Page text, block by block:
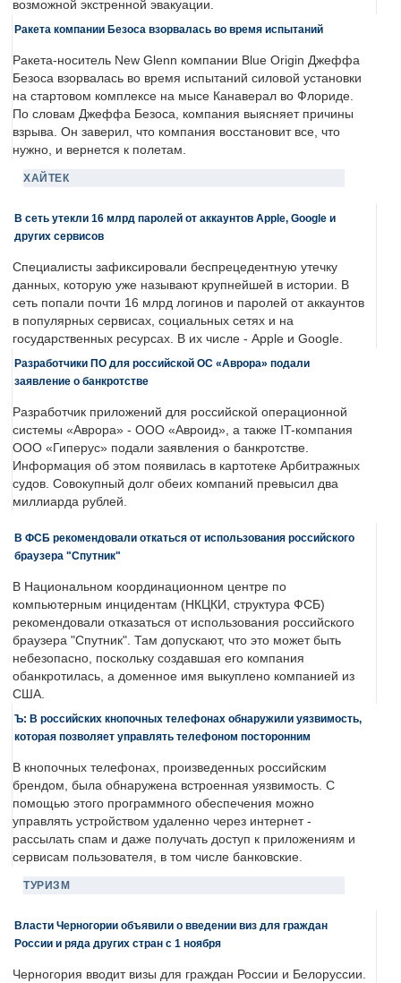
возможной экстренной эвакуации.
Ракета компании Безоса взорвалась во время испытаний
Ракета-носитель New Glenn компании Blue Origin Джеффа
Безоса взорвалась во время испытаний силовой установки
на стартовом комплексе на мысе Канаверал во Флориде.
По словам Джеффа Безоса, компания выясняет причины
взрыва. Он заверил, что компания восстановит все, что
нужно, и вернется к полетам.
ХАЙТЕК
В сеть утекли 16 млрд паролей от аккаунтов Apple, Google и
других сервисов
Специалисты зафиксировали беспрецедентную утечку
данных, которую уже называют крупнейшей в истории. В
сеть попали почти 16 млрд логинов и паролей от аккаунтов
в популярных сервисах, социальных сетях и на
государственных ресурсах. В их числе - Apple и Google.
Разработчики ПО для российской ОС «Аврора» подали
заявление о банкротстве
Разработчик приложений для российской операционной
системы «Аврора» - ООО «Авроид», а также IT-компания
ООО «Гиперус» подали заявления о банкротстве.
Информация об этом появилась в картотеке Арбитражных
судов. Совокупный долг обеих компаний превысил два
миллиарда рублей.
В ФСБ рекомендовали откаться от использования российского
браузера "Спутник"
В Национальном координационном центре по
компьютерным инцидентам (НКЦКИ, структура ФСБ)
рекомендовали отказаться от использования российского
браузера "Спутник". Там допускают, что это может быть
небезопасно, поскольку создавшая его компания
обанкротилась, а доменное имя выкуплено компанией из
США.
Ъ: В российских кнопочных телефонах обнаружили уязвимость,
которая позволяет управлять телефоном посторонним
В кнопочных телефонах, произведенных российским
брендом, была обнаружена встроенная уязвимость. С
помощью этого программного обеспечения можно
управлять устройством удаленно через интернет -
рассылать спам и даже получать доступ к приложениям и
сервисам пользователя, в том числе банковские.
ТУРИЗМ
Власти Черногории объявили о введении виз для граждан
России и ряда других стран с 1 ноября
Черногория вводит визы для граждан России и Белоруссии.